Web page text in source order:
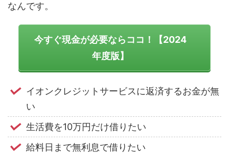
なんです。
今すぐ現金が必要ならココ！【2024
年度版】
イオンクレジットサービスに返済するお金が無
い
生活費を10万円だけ借りたい
給料日まで無利息で借りたい